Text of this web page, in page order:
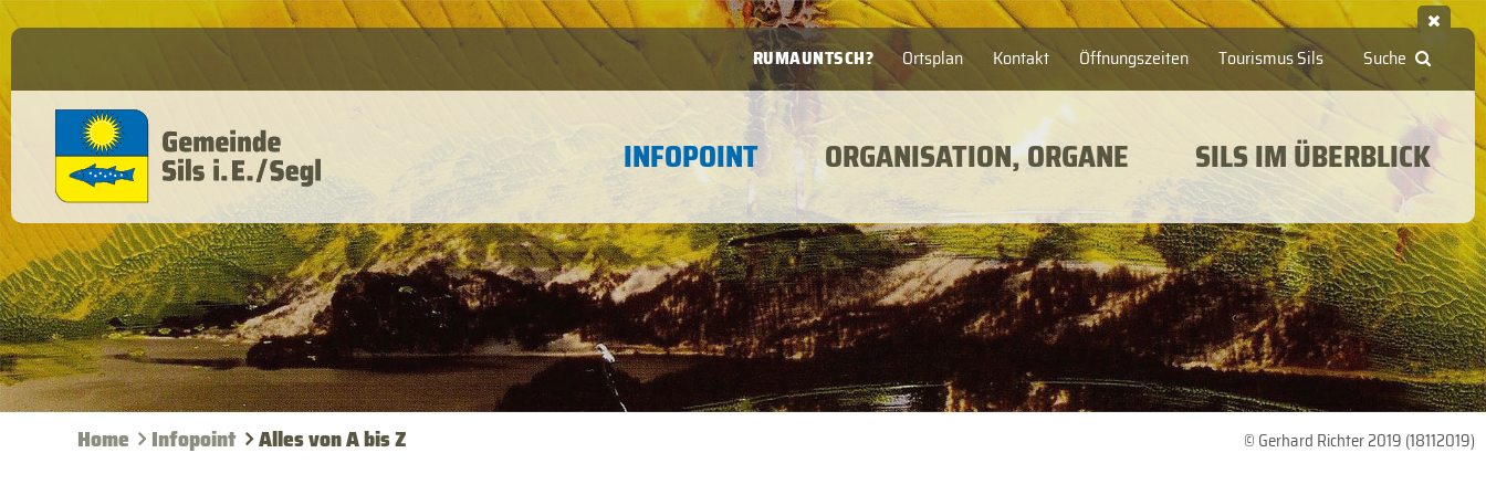
Suche
Ortsplan Kontakt Öffnungszeiten Tourismus Sils
RUMAUNTSCH?
INFOPOINT ORGANISATION, ORGANE SILS IM ÜBERBLICK
© Gerhard Richter 2019 (18112019)
Home Infopoint Alles von A bis Z